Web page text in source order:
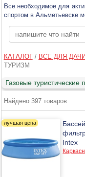
Все необходимое для
спортом в Альметьевске
КАТАЛОГ/ ВСЕ ДЛЯ
ТУРИЗМ
Газовые туристические
Найдено 397 товаров
Intex